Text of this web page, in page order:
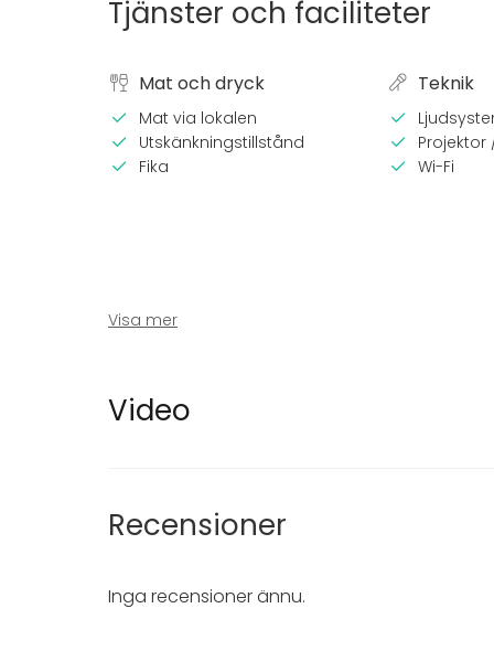
Tjänster och faciliteter
Mat och dryck
Mat via lokalen
Utskänkningstillstånd
Fika
Teknik
Projektor
Wi-Fi
Utrustning
Visa mer
Video
Recensioner
Inga recensioner ännu.